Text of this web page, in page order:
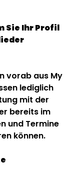
Sie Ihr Profil
vorab aus My
lediglich
mit der
bereits im
und Termine
können.